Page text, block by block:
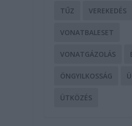
TŰZ VEREKEDÉS
VONATBALESET
VONATGÁZOLÁS
ÖNGYILKOSSÁG
ÜTKÖZÉS